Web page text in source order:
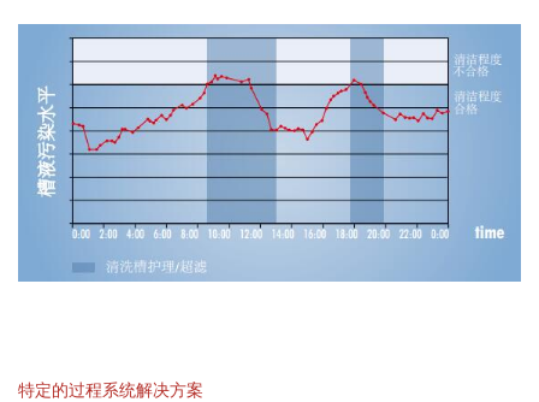
特定的过程系统解决方案